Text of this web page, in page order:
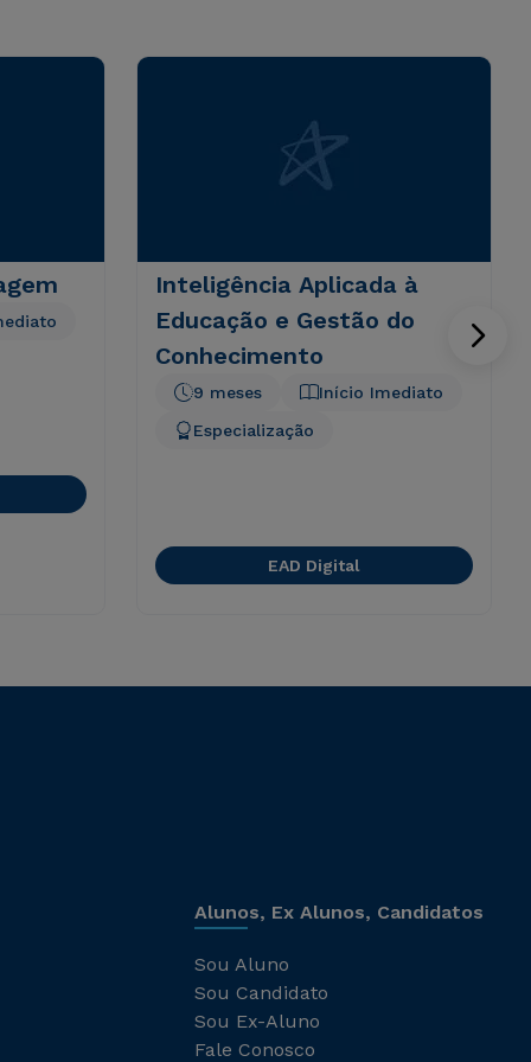
Inteligência Aplicada à
Educação e Gestão do
Conhecimento
Início Imediato
9 meses
Especialização
EAD Digital
Alunos, Ex Alunos, Candidatos
Sou Aluno
Sou Candidato
Sou Ex-Aluno
Fale Conosco